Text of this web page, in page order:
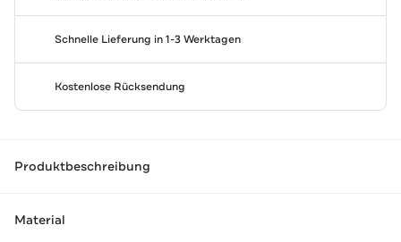
Schnelle Lieferung in 1-3 Werktagen
Kostenlose Rücksendung
Produktbeschreibung
Material